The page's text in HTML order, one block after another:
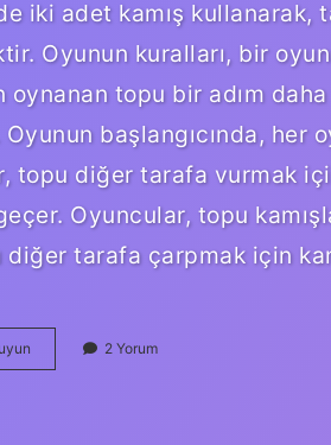
iki adet kamış
Oyunun kuralları, bir
oynanan topu bir adım
başlangıcında, her
topu diğer tarafa vurmak
Oyuncular, topu
tarafa çarpmak için
kamış
2 Yorum